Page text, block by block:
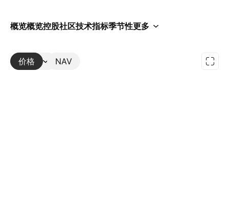
概览概览控股社区技术指标季节性更多
价格 NAV
更多